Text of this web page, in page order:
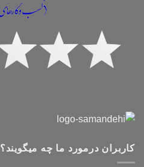
کاربران درمورد ما چه میگویند؟